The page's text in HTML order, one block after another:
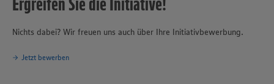
Nichts dabei? Wir freuen uns auch über Ihre Initiativbewerbung.
Jetzt bewerben